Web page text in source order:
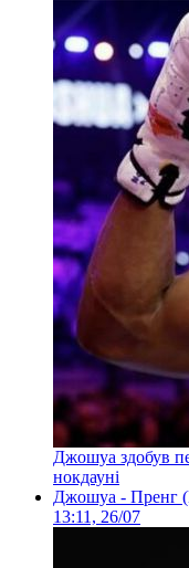
Джошуа здобув
нокдауні
Джошуа - Пренг
13:11, 26/07